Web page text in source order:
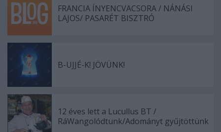
FRANCIA ÍNYENCVACSORA / NÁNÁSI
LAJOS/ PASARÉT BISZTRÓ
B-UJJÉ-K! JÖVÜNK!
12 éves lett a Lucullus BT /
RáWangolódtunk/Adományt gyűjtöttünk